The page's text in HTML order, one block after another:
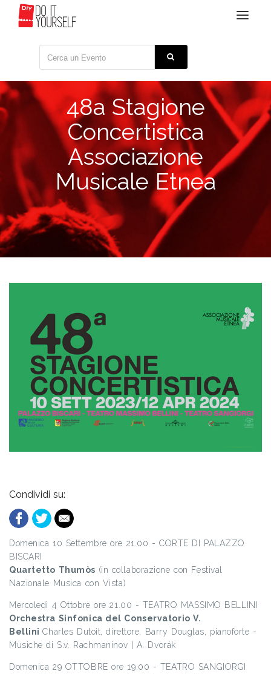
Toggle
48a Stagione
Concertistica
Associazione
Musicale Etnea
Condividi su:
Domenica 10 Settembre ore 21.00 - CORTE DI PALAZZO
BISCARI
Quartetto Thumòs (in collaborazione con Festival
Nazionale Musica con Vista)
Mercoledì 4 Ottobre ore 21.00 - TEATRO MASSIMO BELLINI
Orchestra Sinfonica del Conservatorio V.
BelliniCharles Dutoit, direttore, Barry Douglas, pianoforte -
Musiche di S.v. Rachmaninov | A. Dvorák
Domenica 29 OTTOBRE ore 19.00 - TEATRO SANGIORGI